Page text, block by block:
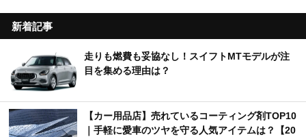
新着記事
走りも燃費も妥協なし！スイフトMTモデルが注
目を集める理由は？
【カー用品店】売れているコーティング剤TOP10
｜手軽に愛車のツヤを守る人気アイテムは？【20